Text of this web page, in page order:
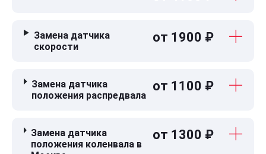
Замена датчика
скорости
от 1900 ₽
Замена датчика
положения распредвала
от 1100 ₽
Замена датчика
положения коленвала в
от 1300 ₽